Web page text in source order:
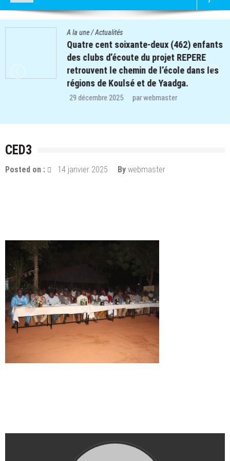
A la une/Actualités
Quatre cent soixante-deux (462) enfants
des clubs d’écoute du projet REPERE
retrouvent le chemin de l’école dans les
régions de Koulsé et de Yaadga.
29 décembre 2025 parwebmaster
CED3
Posted on : 14 janvier 2025 By webmaster